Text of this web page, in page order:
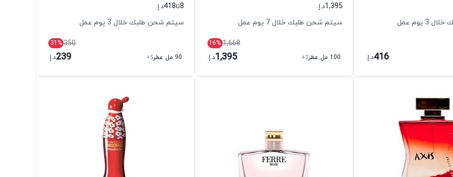
يوم عمل
416د.إ.
1,395د.إ.
سيتم شحن طلبك خلال 7 يوم عمل
1,668
16%
100 مل عطر
+2
1,395د.إ.
8تا418د.إ.
سيتم شحن طلبك خلال 3 يوم عمل
350
31 %
90 مل عطر
+5
239د.إ.